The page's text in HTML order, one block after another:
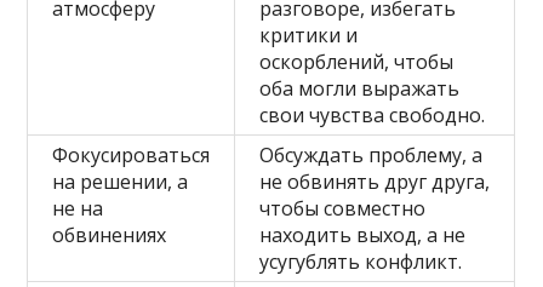
атмосферу
разговоре, избегать
критики и
оскорблений, чтобы
оба могли выражать
свои чувства свободно.
Фокусироваться
на решении, а
не на
обвинениях
Обсуждать проблему, а
не обвинять друг друга,
чтобы совместно
находить выход, а не
усугублять конфликт.